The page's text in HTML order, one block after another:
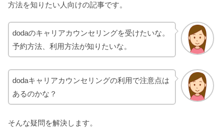
方法を知りたい人向けの記事です。
dodaのキャリアカウンセリングを受けたいな。
予約方法、利用方法が知りたいな。
dodaキャリアカウンセリングの利用で注意点は
あるのかな？
そんな疑問を解決します。